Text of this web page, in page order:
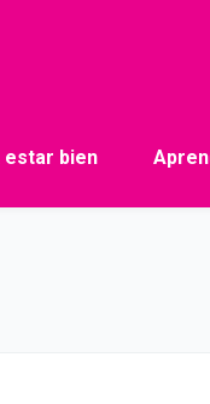
estar bien